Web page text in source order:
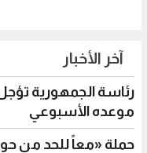
آخر الأخبار
رئاسة الجمهورية
موعده الأسبوعي
حملة «معاً للحد من